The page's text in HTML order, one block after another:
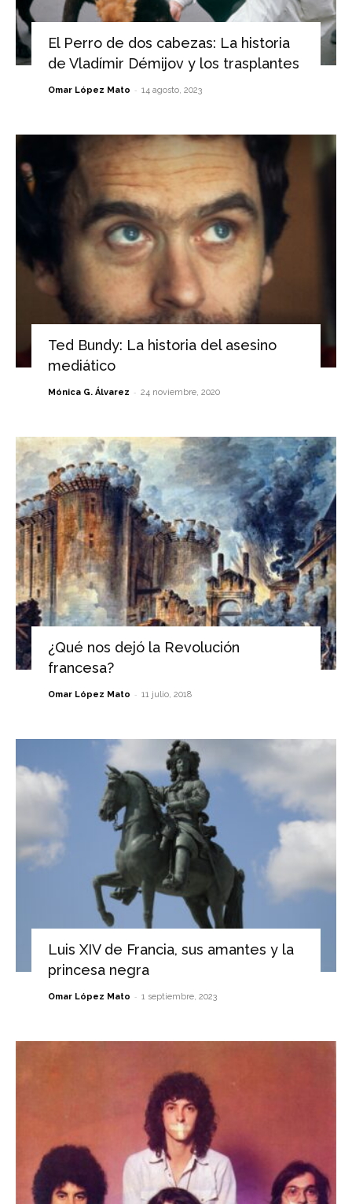
El Perro de dos cabezas: La historia
de Vladímir Démijov y los trasplantes
Omar López Mato - 14 agosto, 2023
Ted Bundy: La historia del asesino
mediático
Mónica G. Álvarez - 24 noviembre, 2020
¿Qué nos dejó la Revolución
francesa?
Omar López Mato - 11 julio, 2018
Luis XIV de Francia, sus amantes y la
princesa negra
Omar López Mato - 1 septiembre, 2023